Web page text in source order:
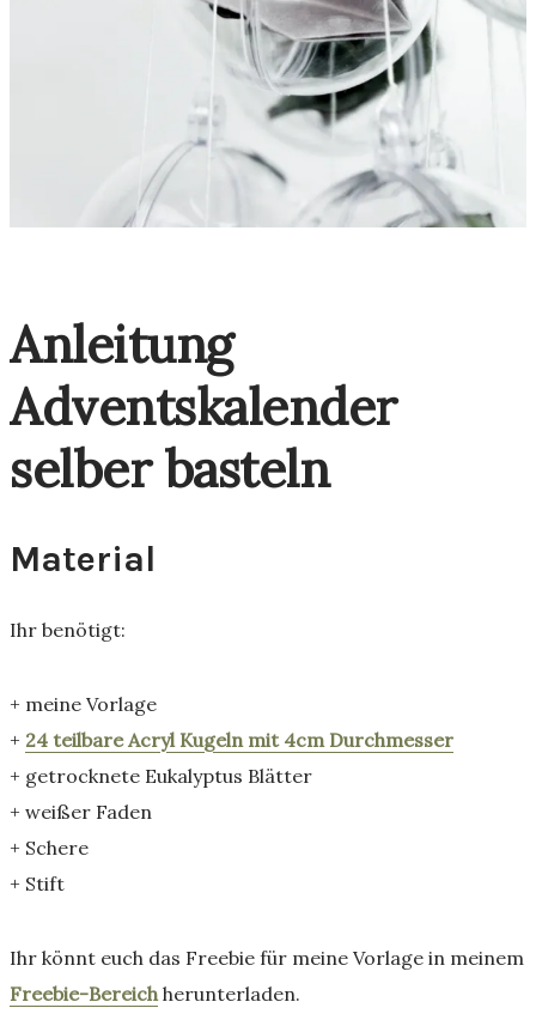
Anleitung
Adventskalender
selber basteln
Material
Ihr benötigt:
+ meine Vorlage
+ 24 teilbare Acryl Kugeln mit 4cm Durchmesser
+ getrocknete Eukalyptus Blätter
+ weißer Faden
+ Schere
+ Stift
Ihr könnt euch das Freebie für meine Vorlage in meinem
Freebie-Bereichherunterladen.